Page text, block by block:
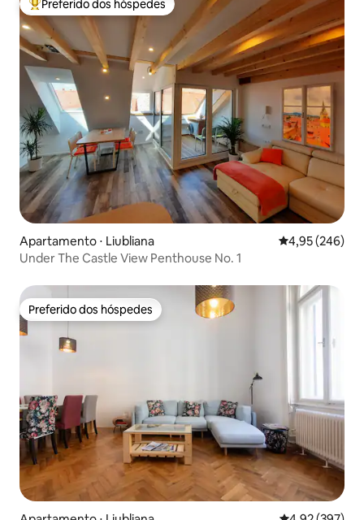
Entre os melhores preferidos dos hóspedes
Preferido dos hóspedes
Apartamento ⋅ Liubliana 4,95 de uma
4,95 (246)
Under The Castle View Penthouse No. 1
Preferido dos hóspedes
Preferido dos hóspedes